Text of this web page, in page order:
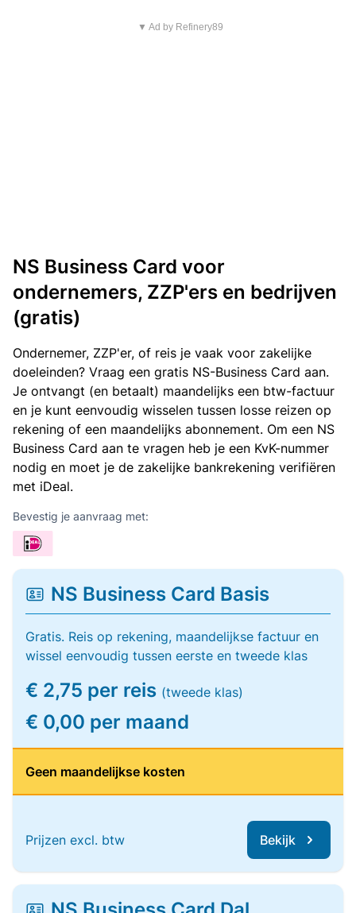
▼ Ad by Refinery89
NS Business Card voor
ondernemers, ZZP'ers en bedrijven
(gratis)
Ondernemer, ZZP'er, of reis je vaak voor zakelijke
doeleinden? Vraag een gratis NS-Business Card aan.
Je ontvangt (en betaalt) maandelijks een btw-factuur
en je kunt eenvoudig wisselen tussen losse reizen op
rekening of een maandelijks abonnement. Om een NS
Business Card aan te vragen heb je een KvK-nummer
nodig en moet je de zakelijke bankrekening verifiëren
met iDeal.
Bevestig je aanvraag met:
NS Business Card Basis
Gratis. Reis op rekening, maandelijkse factuur en
wissel eenvoudig tussen eerste en tweede klas
€ 2,75 per reis (tweede klas)
€ 0,00 per maand
Geen maandelijkse kosten
Prijzen excl. btw Bekijk